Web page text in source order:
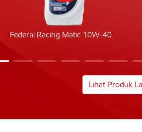
Federal Racing Matic 10W-40
Lihat Produk